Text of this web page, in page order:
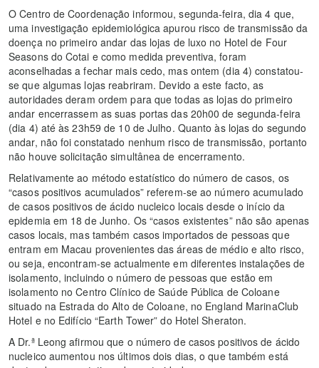
O Centro de Coordenação informou, segunda-feira, dia 4 que,
uma investigação epidemiológica apurou risco de transmissão da
doença no primeiro andar das lojas de luxo no Hotel de Four
Seasons do Cotai e como medida preventiva, foram
aconselhadas a fechar mais cedo, mas ontem (dia 4) constatou-
se que algumas lojas reabriram. Devido a este facto, as
autoridades deram ordem para que todas as lojas do primeiro
andar encerrassem as suas portas das 20h00 de segunda-feira
(dia 4) até às 23h59 de 10 de Julho. Quanto às lojas do segundo
andar, não foi constatado nenhum risco de transmissão, portanto
não houve solicitação simultânea de encerramento.
Relativamente ao método estatístico do número de casos, os
“casos positivos acumulados” referem-se ao número acumulado
de casos positivos de ácido nucleico locais desde o início da
epidemia em 18 de Junho. Os “casos existentes” não são apenas
casos locais, mas também casos importados de pessoas que
entram em Macau provenientes das áreas de médio e alto risco,
ou seja, encontram-se actualmente em diferentes instalações de
isolamento, incluindo o número de pessoas que estão em
isolamento no Centro Clínico de Saúde Pública de Coloane
situado na Estrada do Alto de Coloane, no England MarinaClub
Hotel e no Edifício “Earth Tower” do Hotel Sheraton.
A Dr.ª Leong afirmou que o número de casos positivos de ácido
nucleico aumentou nos últimos dois dias, o que também está